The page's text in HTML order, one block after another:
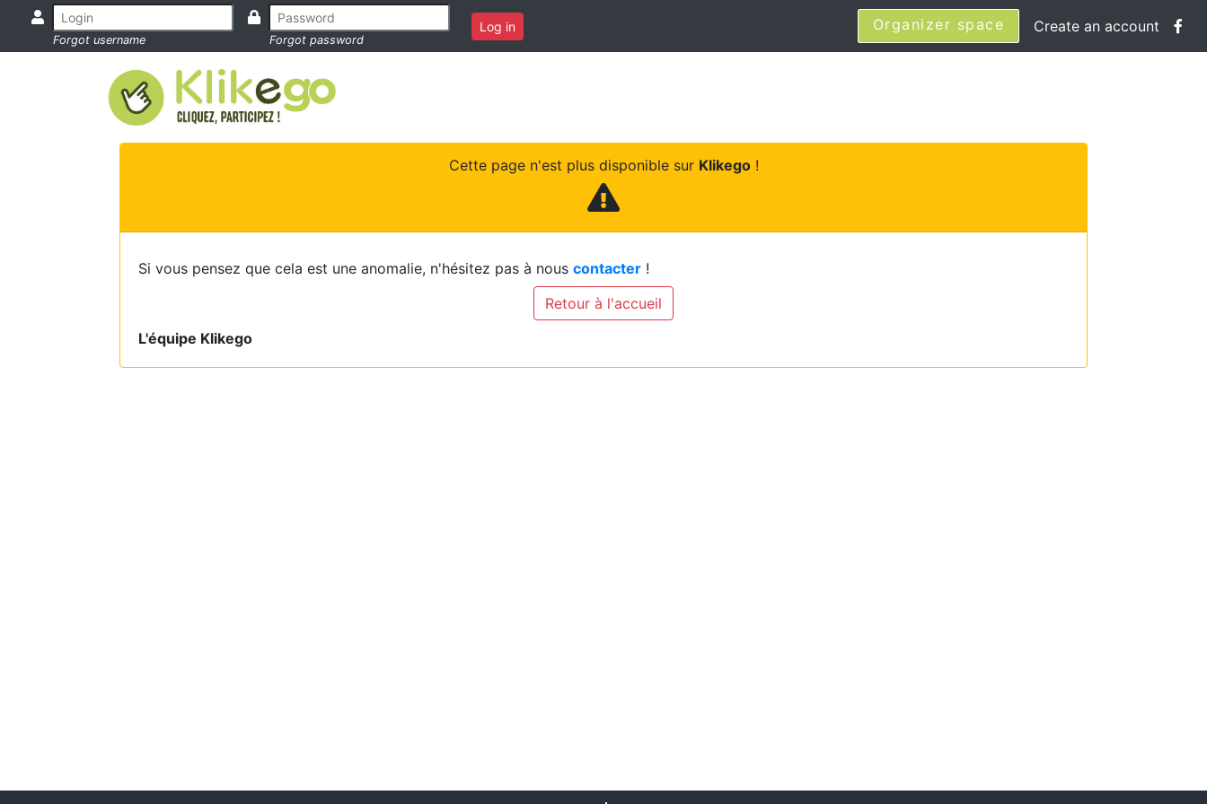
Forgot username Forgot password
Log in Organizer space Create an account
Cette page n'est plus disponible sur Klikego!
Si vous pensez que cela est une anomalie, n'hésitez pas à nous contacter !
Retour à l'accueil
L'équipe Klikego